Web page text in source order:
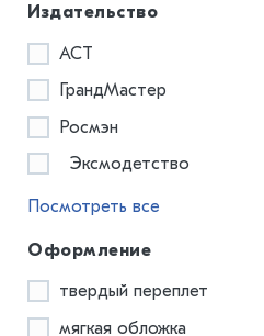
Издательство
АСТ
ГрандМастер
Росмэн
Эксмодетство
Посмотреть все
Оформление
твердый переплет
мягкая обложка